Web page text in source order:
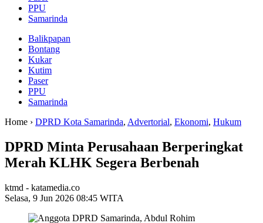
PPU
Samarinda
Balikpapan
Bontang
Kukar
Kutim
Paser
PPU
Samarinda
Home › DPRD Kota Samarinda, Advertorial, Ekonomi, Hukum
DPRD Minta Perusahaan Berperingkat
Merah KLHK Segera Berbenah
ktmd - katamedia.co
Selasa, 9 Jun 2026 08:45 WITA